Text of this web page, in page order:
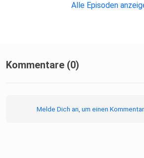
Alle Episoden
Kommentare (0)
Melde Dich an, um einen